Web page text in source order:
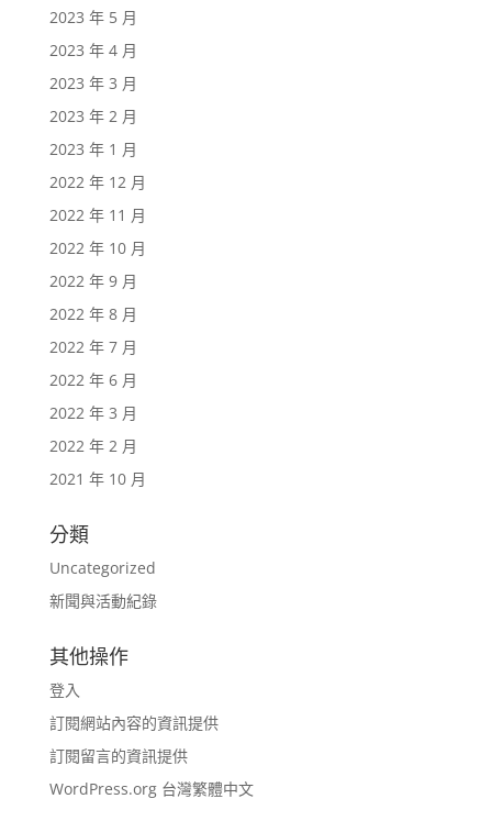
2023 年 5 月
2023 年 4 月
2023 年 3 月
2023 年 2 月
2023 年 1 月
2022 年 12 月
2022 年 11 月
2022 年 10 月
2022 年 9 月
2022 年 8 月
2022 年 7 月
2022 年 6 月
2022 年 3 月
2022 年 2 月
2021 年 10 月
分類
Uncategorized
新聞與活動紀錄
其他操作
登入
訂閱網站內容的資訊提供
訂閱留言的資訊提供
WordPress.org 台灣繁體中文